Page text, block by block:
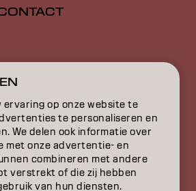
ervaring op onze website te
te personaliseren en
We delen ook informatie over
met onze advertentie- en
combineren met andere
verstrekt of die zij hebben
van hun diensten.